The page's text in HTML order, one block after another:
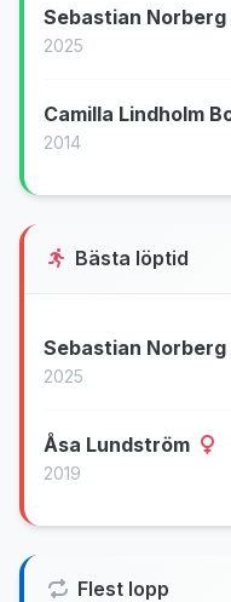
Sebastian Norberg
2025
Camilla Lindholm
2014
Bästa löptid
Sebastian Norberg
2025
Åsa Lundström
2019
Flest lopp